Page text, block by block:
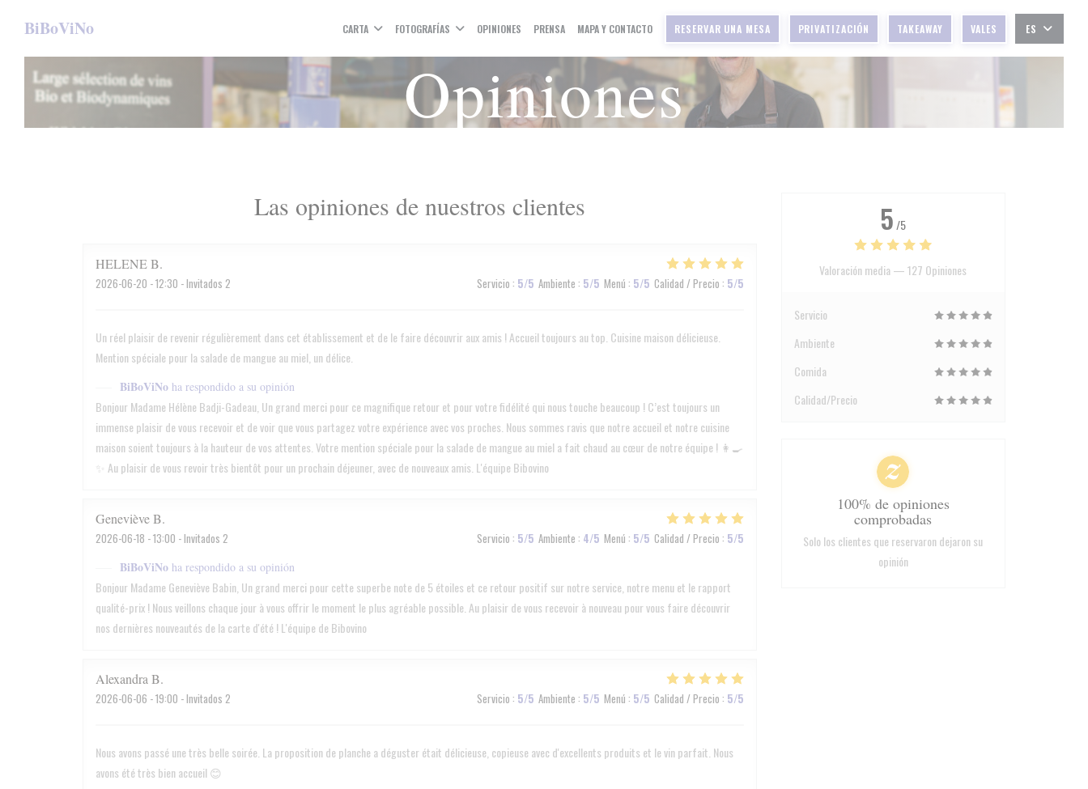
BiBoViNo CARTA FOTOGRAFÍAS OPINIONES PRENSA MAPA Y CONTACTO RESERVAR UNA MESA PRIVATIZACIÓN TAKEAWAY VALES ES
Opiniones
Las opiniones de nuestros clientes
HELENEB
2026-06-20 - 12:30 - Invitados 2 Servicio : 5/5 Ambiente : 5/5 Menú : 5/5 Calidad / Precio : 5/5
Un réel plaisir de revenir régulièrement dans cet établissement et de le faire découvrir aux amis ! Accueil toujours au top. Cuisine maison délicieuse.
Mention spéciale pour la salade de mangue au miel, un délice.
BiBoViNo ha respondido a su opinión
Bonjour Madame Hélène Badji-Gadeau, Un grand merci pour ce magnifique retour et pour votre fidélité qui nous touche beaucoup ! C’est toujours un
immense plaisir de vous recevoir et de voir que vous partagez votre expérience avec vos proches. Nous sommes ravis que notre accueil et notre cuisine
maison soient toujours à la hauteur de vos attentes. Votre mention spéciale pour la salade de mangue au miel a fait chaud au cœur de notre équipe ! 👩‍🍳
✨ Au plaisir de vous revoir très bientôt pour un prochain déjeuner, avec de nouveaux amis. L'équipe Bibovino
GenevièveB
2026-06-18 - 13:00 - Invitados 2 Servicio : 5/5 Ambiente : 4/5 Menú : 5/5 Calidad / Precio : 5/5
BiBoViNo ha respondido a su opinión
Bonjour Madame Geneviève Babin, Un grand merci pour cette superbe note de 5 étoiles et ce retour positif sur notre service, notre menu et le rapport
qualité-prix ! Nous veillons chaque jour à vous offrir le moment le plus agréable possible. Au plaisir de vous recevoir à nouveau pour vous faire découvrir
nos dernières nouveautés de la carte d'été ! L'équipe de Bibovino
Alexandra B
2026-06-06 - 19:00 - Invitados 2 Servicio : 5/5 Ambiente : 5/5 Menú : 5/5 Calidad / Precio : 5/5
Nous avons passé une très belle soirée. La proposition de planche a déguster était délicieuse, copieuse avec d'excellents produits et le vin parfait. Nous
avons été très bien accueil 😊
5 /5
Valoración media —127 Opiniones
Servicio
Ambiente
Comida
Calidad/Precio
100% de opiniones
comprobadas
Solo los clientes que reservaron dejaron su
opinión